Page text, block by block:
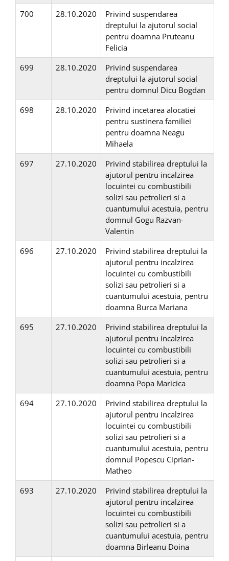
700
28.10.2020
Privind suspendarea
dreptului la ajutorul social
pentru doamna Pruteanu
Felicia
699
28.10.2020
Privind suspendarea
dreptului la ajutorul social
pentru domnul Dicu Bogdan
698
28.10.2020
Privind incetarea alocatiei
pentru sustinera familiei
pentru doamna Neagu
Mihaela
697
27.10.2020
Privind stabilirea dreptului la
ajutorul pentru incalzirea
locuintei cu combustibili
solizi sau petrolieri si a
cuantumului acestuia, pentru
domnul Gogu Razvan-
Valentin
696
27.10.2020
Privind stabilirea dreptului la
ajutorul pentru incalzirea
locuintei cu combustibili
solizi sau petrolieri si a
cuantumului acestuia, pentru
doamna Burca Mariana
695
27.10.2020
Privind stabilirea dreptului la
ajutorul pentru incalzirea
locuintei cu combustibili
solizi sau petrolieri si a
cuantumului acestuia, pentru
doamna Popa Maricica
694
27.10.2020
Privind stabilirea dreptului la
ajutorul pentru incalzirea
locuintei cu combustibili
solizi sau petrolieri si a
cuantumului acestuia, pentru
domnul Popescu Ciprian-
Matheo
693
27.10.2020
Privind stabilirea dreptului la
ajutorul pentru incalzirea
locuintei cu combustibili
solizi sau petrolieri si a
cuantumului acestuia, pentru
doamna Birleanu Doina